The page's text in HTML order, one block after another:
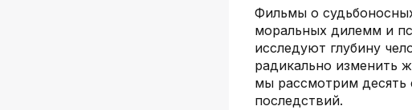
Фильмы о
моральных дилемм и
исследуют глубину
радикально изменить
мы рассмотрим десять
последствий.